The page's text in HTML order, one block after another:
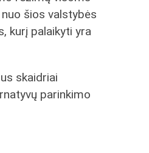
šios valstybės
kurį palaikyti yra
skaidriai
parinkimo